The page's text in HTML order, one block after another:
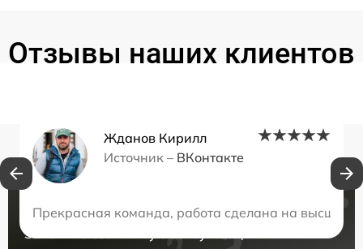
Отзывы наших клиентов
Жданов Кирилл
Источник – ВКонтакте
Прекрасная команда, работа сделана на высшем
Нужна консультация?
Закажите бесплатную консультацию